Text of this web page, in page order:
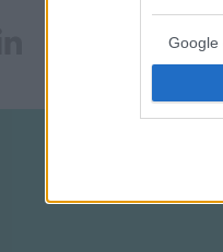
Google
I want
web or
I want
I want